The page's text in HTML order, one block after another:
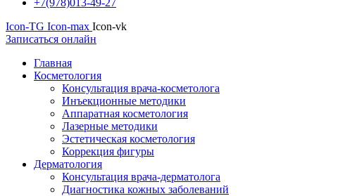
+7(978)013-49-27
Icon-TG Icon-max Icon-vk
Записаться онлайн
Главная
Косметология
Консультация врача-косметолога
Инъекционные методики
Аппаратная косметология
Лазерные методики
Эстетическая косметология
Коррекция фигуры
Дерматология
Консультация врача-дерматолога
Диагностика кожных заболеваний